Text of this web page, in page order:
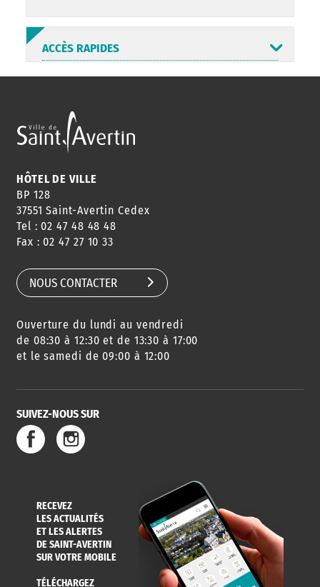
ACCÈS RAPIDES
ANNUAIRE
HORAIRES
CONSEILS
DE QUARTIER
AGENDA
DES SORTIES
URBANISME
SERVICE
DE L'EAU
HÔTEL DE VILLE
BP 128
37551 Saint-Avertin Cedex
Tel : 02 47 48 48 48
Fax : 02 47 27 10 33
NOUS CONTACTER
Ouverture du lundi au vendredi
de 08:30 à 12:30 et de 13:30 à 17:00
et le samedi de 09:00 à 12:00
SUIVEZ-NOUS SUR
RECEVEZ
LES ACTUALITÉS
ET LES ALERTES
DE SAINT-AVERTIN
SUR VOTRE MOBILE
TÉLÉCHARGEZ